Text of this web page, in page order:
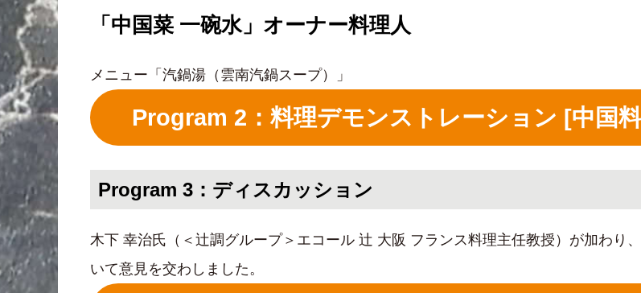
「中国菜 一碗水」オーナー料理人
メニュー「汽鍋湯（雲南汽鍋スープ）」
Program 2：料理デモンストレーション [中国
Program 3：ディスカッション
木下 幸治氏（＜辻調グループ＞エコール 辻 大阪 フランス料理主任教授）が加わり
いて意見を交わしました。